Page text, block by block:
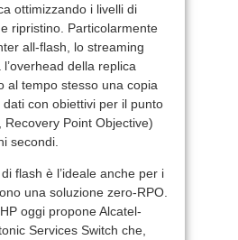
ottimizzando i livelli di
ripristino. Particolarmente
all-flash, lo streaming
della replica
al tempo stesso una copia
con obiettivi per il punto
Recovery Point Objective)
secondi.
flash è l’ideale anche per i
una soluzione zero-RPO.
oggi propone Alcatel-
Services Switch che,